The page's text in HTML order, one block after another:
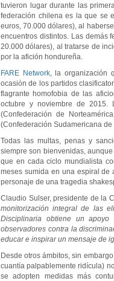
tuvieron lugar durante las
federación chilena es la que se
euros, 70.000 dólares), al
encuentros distintos. Las demás
20.000 dólares), al tratarse de
por la afición hondureña.
FARE Network, la organización
ocasión de los partidos
flagrante homofobia de las
octubre y noviembre de 2015.
(Confederación de
(Confederación Sudamericana de
Todas las multas, penas y
siempre son bienvenidas,
que en cada ciclo mundialista
meses sumida en una espiral de
personaje de una tragedia
Claudio Sulser, presidente de la
monitorización integral de las
Disciplinaria obtiene un
observadores contra la
educar e inspirar un mensaje de
Desde otros ámbitos, sin
cuantía palpablemente ridícula)
se adopten medidas más